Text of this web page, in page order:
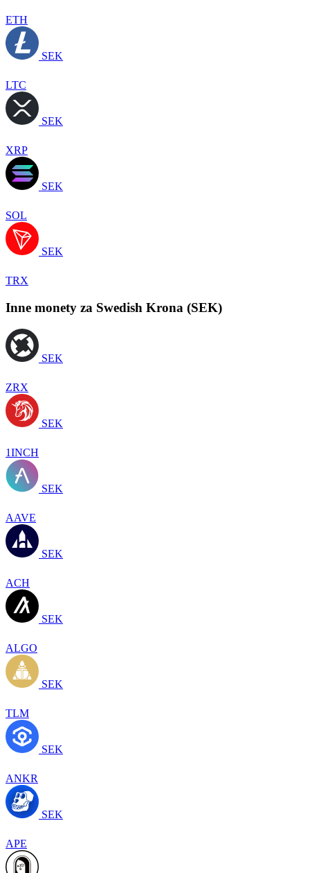
ETH
SEK
LTC
SEK
XRP
SEK
SOL
SEK
TRX
Inne monety za Swedish Krona (SEK)
SEK
ZRX
SEK
1INCH
SEK
AAVE
SEK
ACH
SEK
ALGO
SEK
TLM
SEK
ANKR
SEK
APE